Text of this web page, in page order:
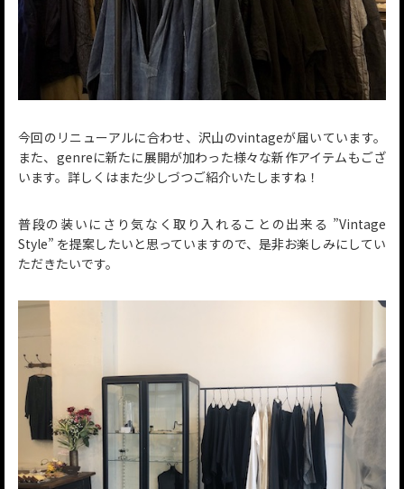
今回のリニューアルに合わせ、沢山のvintageが届いています。
また、genreに新たに展開が加わった様々な新作アイテムもござ
います。詳しくはまた少しづつご紹介いたしますね！
普段の装いにさり気なく取り入れることの出来る ”Vintage
Style” を提案したいと思っていますので、是非お楽しみにしてい
ただきたいです。